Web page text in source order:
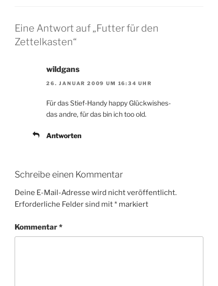
Eine Antwort auf „Futter für den
Zettelkasten“
wildgans
26. JANUAR 2009 UM 16:34 UHR
Für das Stief-Handy happy Glückwishes-
das andre, für das bin ich too old.
Antworten
Schreibe einen Kommentar
Deine E-Mail-Adresse wird nicht veröffentlicht.
Erforderliche Felder sind mit* markiert
Kommentar*